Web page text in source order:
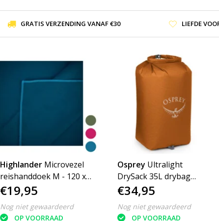
GRATIS VERZENDING VANAF €30 LIEFDE
Highlander Microvezel
reishanddoek M - 120 x
60cm - Medium -
microfibre soft
€19,95
Nog niet gewaardeerd
OP VOORRAAD
Osprey Ultralight
DrySack 35L drybag
waterdichte tas
€34,95
Nog niet gewaardeerd
OP VOORRAAD